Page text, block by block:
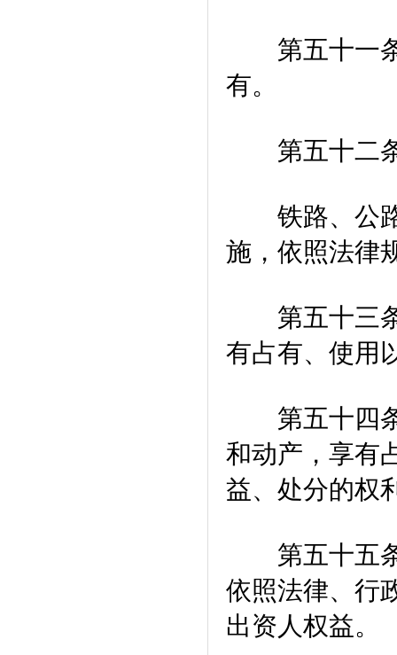
第五十一条
有。
第五十二条
铁路、公路
施，依照法律
第五十三条
有占有、使用
第五十四条
和动产，享有
益、处分的权
第五十五条
依照法律、行
出资人权益。